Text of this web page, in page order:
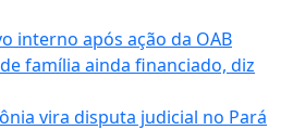
interno após ação da OAB
família ainda financiado, diz
vira disputa judicial no Pará